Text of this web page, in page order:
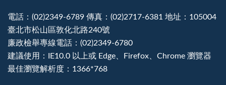
電話：(02)2349-6789 傳真：(02)2717-6381 地址：105004
臺北市松山區敦化北路240號
廉政檢舉專線電話：(02)2349-6780
建議使用：IE10.0 以上或 Edge、Firefox、Chrome 瀏覽器
最佳瀏覽解析度：1366*768